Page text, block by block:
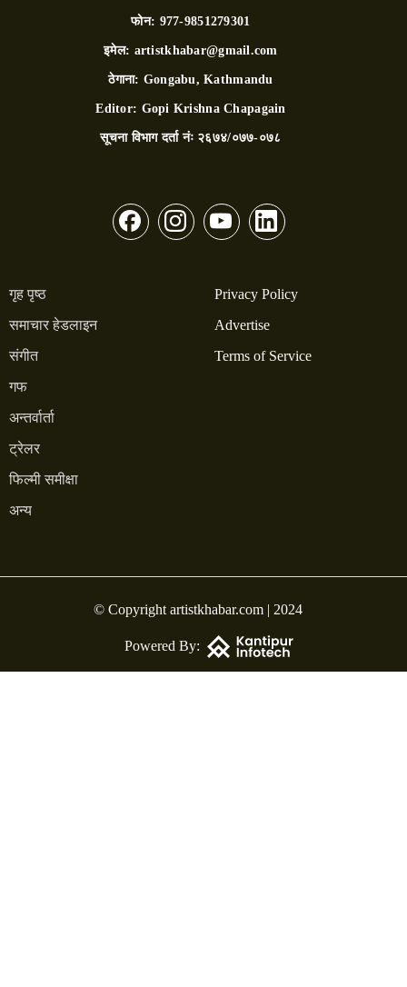
फोन: 977-9851279301
इमेल: artistkhabar@gmail.com
ठेगाना: Gongabu, Kathmandu
Editor: Gopi Krishna Chapagain
सूचना विभाग दर्ता नंः २६७४/०७७-०७८
गृह पृष्ठ
समाचार हेडलाइन
संगीत
गफ
अन्तर्वार्ता
ट्रेलर
फिल्मी समीक्षा
अन्य
Privacy Policy
Advertise
Terms of Service
© Copyright artistkhabar.com | 2024
Powered By: